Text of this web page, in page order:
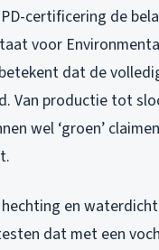
certificering de
voor
dat de
Van productie tot
wel ‘groen’
en
dat met een